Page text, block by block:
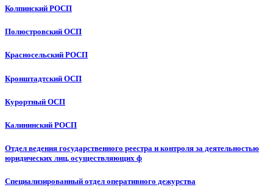
Колпинский РОСП
Полюстровский ОСП
Красносельский РОСП
Кронштадтский ОСП
Курортный ОСП
Калининский РОСП
Отдел ведения государственного реестра и контроля за деятельностью
юридических лиц, осуществляющих ф
Специализированный отдел оперативного дежурства